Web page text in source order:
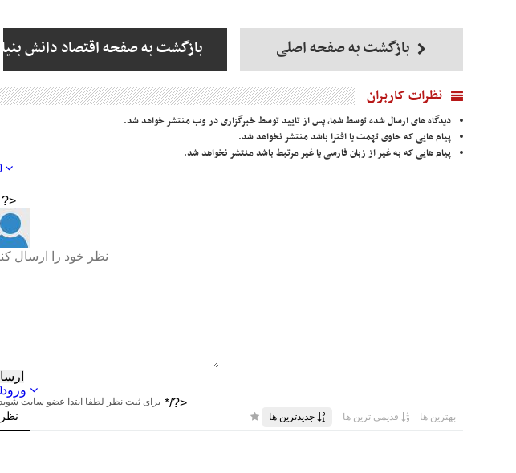
بازگشت به صفحه اصلی بازگشت به صفحه اقتصاد دانش بنیان
نظرات کاربران
دیدگاه های ارسال شده توسط شما، پس از تایید توسط خبرگزاری در وب منتشر خواهد شد.
پیام هایی که حاوی تهمت یا افترا باشد منتشر نخواهد شد.
پیام هایی که به غیر از زبان فارسی یا غیر مرتبط باشد منتشر نخواهد شد.